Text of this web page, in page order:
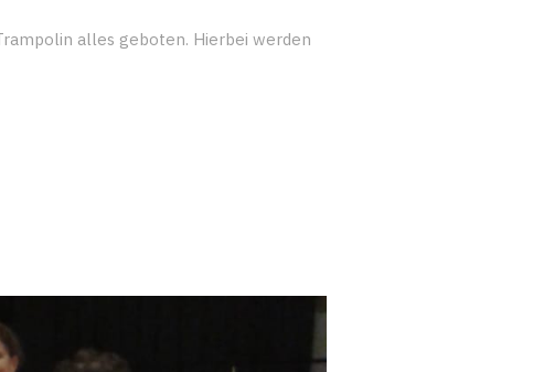
alles geboten. Hierbei werden